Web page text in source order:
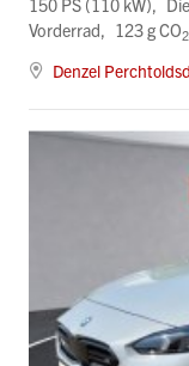
150 PS (110 kW)
Vorderrad
123 g CO2
Denzel